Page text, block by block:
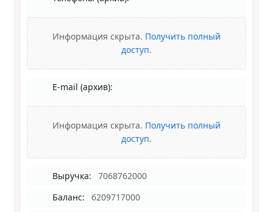
Информация скрыта. Получить полный
доступ.
E-mail (архив):
Информация скрыта. Получить полный
доступ.
Выручка:
7068762000
Баланс:
6209717000